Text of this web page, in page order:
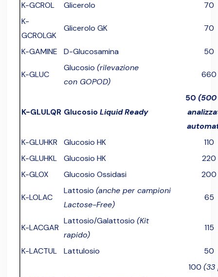
K-GCROL Glicerolo
70
K-
GCROLGK
Glicerolo GK 70
K-GAMINE D-Glucosamina 50
K-GLUC
Glucosio (rilevazione
con GOPOD)
660
K-GLULQR GlucosioLiquid Ready
50 (500
K-GLUHKR
Glucosio HK
110
K-GLUHKL
Glucosio HK
220
K-GLOX
Glucosio Ossidasi 200
K-LOLAC
Lattosio (anche per campioni
Lactose-Free)
65
K-LACGAR
Lattosio/Galattosio (Kit
rapido)
115
K-LACTUL Lattulosio 50
100 (33